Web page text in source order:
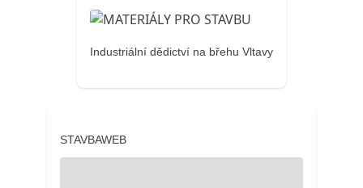
Industriální dědictví na břehu Vltavy
STAVBAWEB